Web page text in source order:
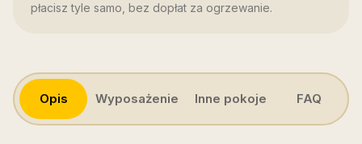
płacisz tyle samo, bez dopłat za ogrzewanie.
Opis Wyposażenie Inne pokoje FAQ